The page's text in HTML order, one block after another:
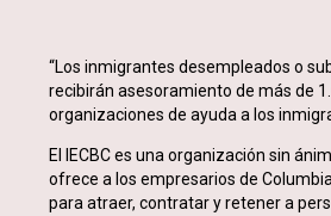
“Los inmigrantes desempleados o
recibirán asesoramiento de más de
organizaciones de ayuda a los
El IECBC es una organización sin
ofrece a los empresarios de
para atraer, contratar y retener a